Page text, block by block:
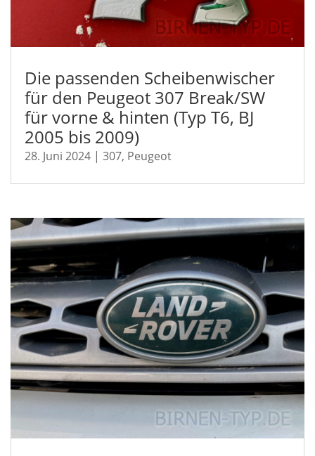
Die passenden Scheibenwischer
für den Peugeot 307 Break/SW
für vorne & hinten (Typ T6, BJ
2005 bis 2009)
28. Juni 2024 | 307, Peugeot